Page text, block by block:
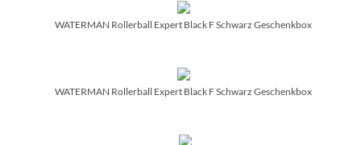
WATERMAN Rollerball Expert Black F Schwarz Geschenkbox
WATERMAN Rollerball Expert Black F Schwarz Geschenkbox